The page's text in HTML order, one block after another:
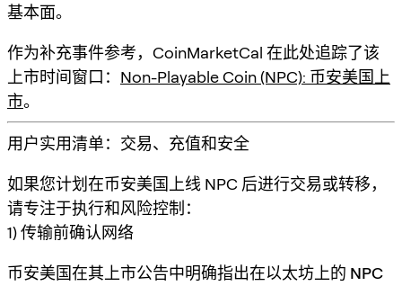
基本面。
作为补充事件参考，CoinMarketCal 在此处追踪了该
上市时间窗口： Non-Playable Coin (NPC): 币安美国上
市。
用户实用清单：交易、充值和安全
如果您计划在币安美国上线 NPC 后进行交易或转移，
请专注于执行和风险控制：
1) 传输前确认网络
币安美国在其上市公告中明确指出在以太坊上的 NPC